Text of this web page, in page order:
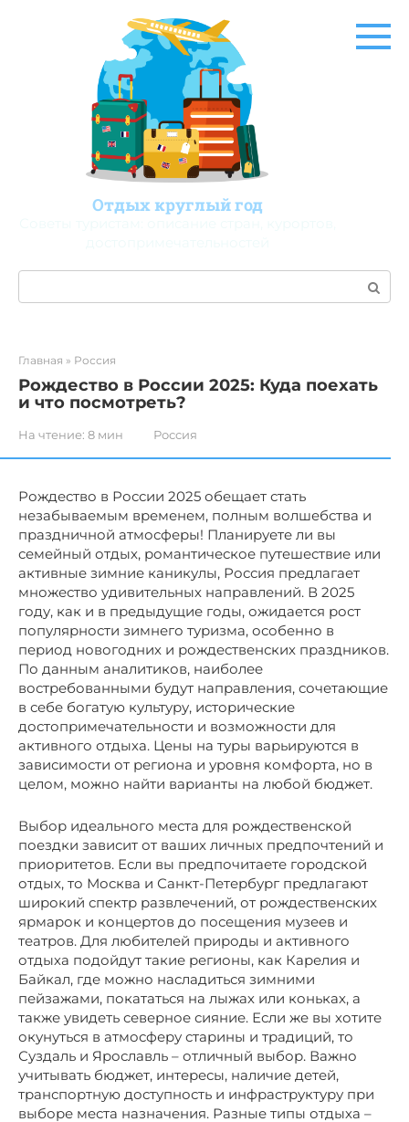
Отдых круглый год
Поиск:
Главная » Россия
Рождество в России 2025: Куда поехать
и что посмотреть?
На чтение: 8 мин Россия
Рождество в России 2025 обещает стать
незабываемым временем, полным волшебства и
праздничной атмосферы! Планируете ли вы
семейный отдых, романтическое путешествие или
активные зимние каникулы, Россия предлагает
множество удивительных направлений. В 2025
году, как и в предыдущие годы, ожидается рост
популярности зимнего туризма, особенно в
период новогодних и рождественских праздников.
По данным аналитиков, наиболее
востребованными будут направления, сочетающие
в себе богатую культуру, исторические
достопримечательности и возможности для
активного отдыха. Цены на туры варьируются в
зависимости от региона и уровня комфорта, но в
целом, можно найти варианты на любой бюджет.
Выбор идеального места для рождественской
поездки зависит от ваших личных предпочтений и
приоритетов. Если вы предпочитаете городской
отдых, то Москва и Санкт-Петербург предлагают
широкий спектр развлечений, от рождественских
ярмарок и концертов до посещения музеев и
театров. Для любителей природы и активного
отдыха подойдут такие регионы, как Карелия и
Байкал, где можно насладиться зимними
пейзажами, покататься на лыжах или коньках, а
также увидеть северное сияние. Если же вы хотите
окунуться в атмосферу старины и традиций, то
Суздаль и Ярославль – отличный выбор. Важно
учитывать бюджет, интересы, наличие детей,
транспортную доступность и инфраструктуру при
выборе места назначения. Разные типы отдыха –